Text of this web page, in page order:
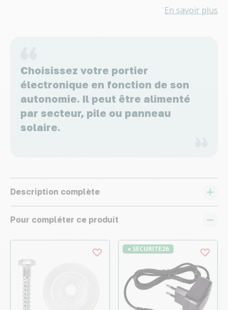
En savoir plus
Choisissez votre portier
électronique en fonction de son
autonomie. Il peut être alimenté
par secteur, pile ou panneau
solaire.
Description complète
Pour compléter ce produit
♦ SECURITE26